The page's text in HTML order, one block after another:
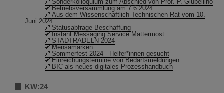
Sonderkolloquium zum Abschied von Prof. P. Giubellino
Betriebsversammlung am 7.6.2024
Aus dem Wissenschaftlich-Technischen Rat vom 10.
Juni 2024
Statusabfrage Beschaffung
Instant Messaging Service Mattermost
STADTRADELN 2024
Mensamarken
Sommerfest 2024 - Helfer*innen gesucht
Einreichungstermine von Bedarfsmeldungen
BIC als neues digitales Prozesshandbuch
KW:24